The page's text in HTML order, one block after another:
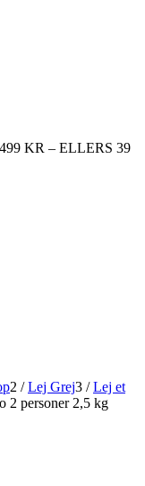
KR – ELLERS 39
2 / Lej Grej3 / Lej et
2 personer 2,5 kg